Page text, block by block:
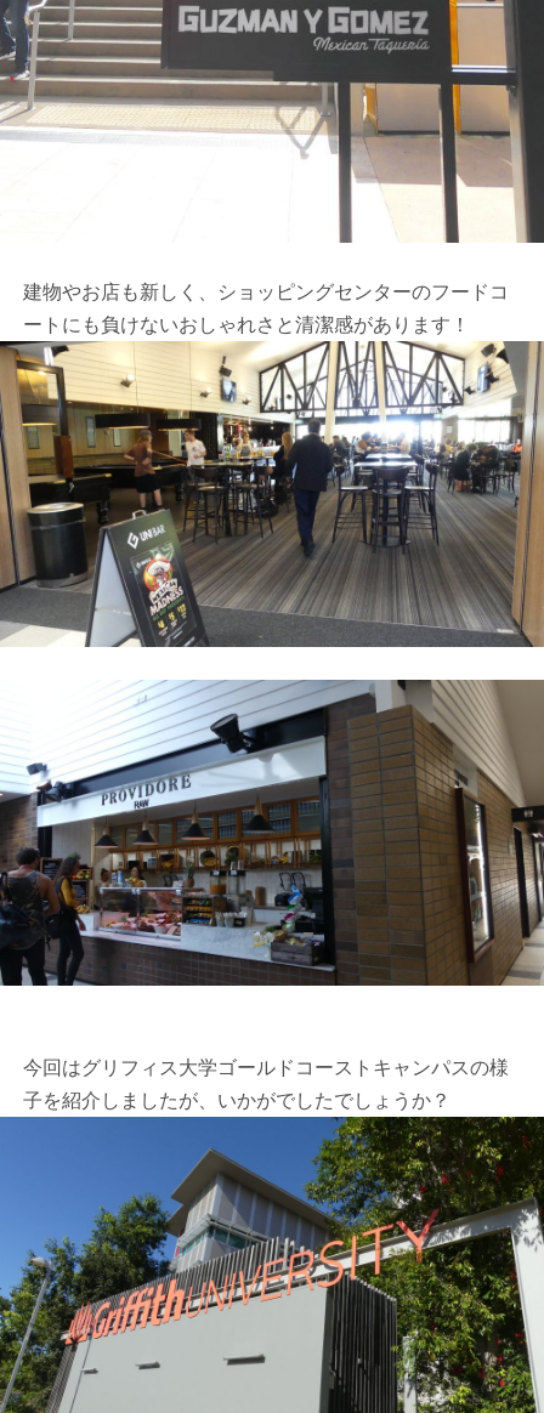
建物やお店も新しく、ショッピングセンターのフードコ
ートにも負けないおしゃれさと清潔感があります！
今回はグリフィス大学ゴールドコーストキャンパスの様
子を紹介しましたが、いかがでしたでしょうか？